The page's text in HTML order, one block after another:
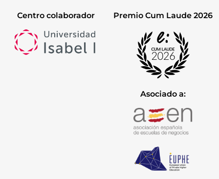
Centro colaborador Premio Cum Laude 2026
Asociado a: